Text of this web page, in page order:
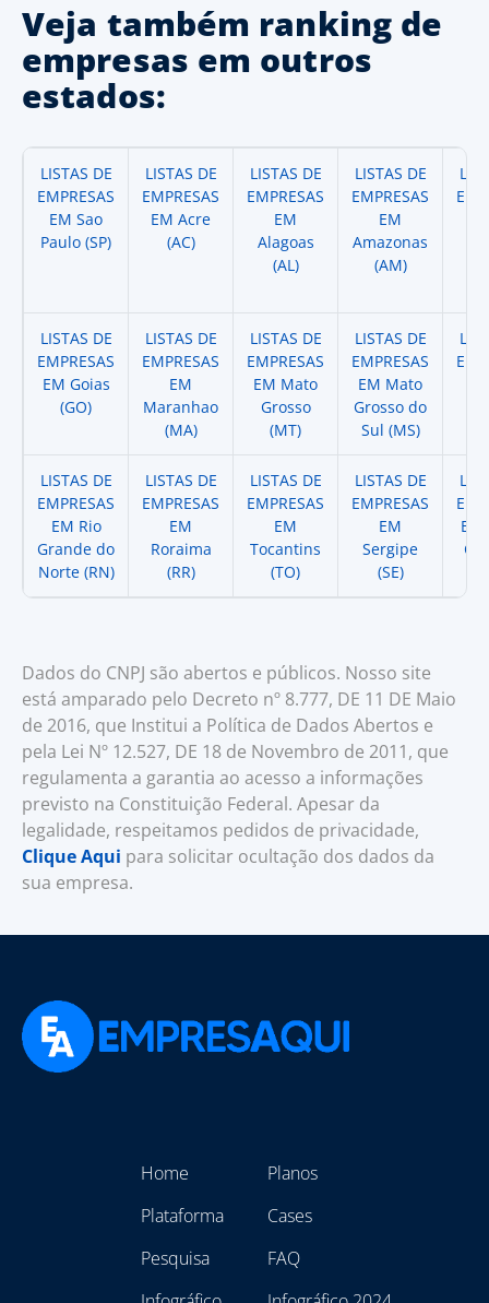
Veja também ranking de
empresas em outros
estados:
LISTAS DE
EMPRESAS
EM Sao
Paulo (SP)
LISTAS DE
EMPRESAS
EM Acre
(AC)
LISTAS DE
EMPRESAS
EM
Alagoas
(AL)
LISTAS DE
EMPRESAS
EM
Amazonas
(AM)
LISTAS DE
EMPRESAS
EM Goias
(GO)
LISTAS DE
EMPRESAS
EM
Maranhao
(MA)
LISTAS DE
EMPRESAS
EM Mato
Grosso
(MT)
LISTAS DE
EMPRESAS
EM Mato
Grosso do
Sul (MS)
LISTAS DE
EMPRESAS
EM Rio
Grande do
Norte (RN)
LISTAS DE
EMPRESAS
EM
Roraima
(RR)
LISTAS DE
EMPRESAS
EM
Tocantins
(TO)
LISTAS DE
EMPRESAS
EM
Sergipe
(SE)
EM
Dados do CNPJ são abertos e públicos. Nosso site
está amparado pelo Decreto nº 8.777, DE 11 DE Maio
de 2016, que Institui a Política de Dados Abertos e
pela Lei Nº 12.527, DE 18 de Novembro de 2011, que
regulamenta a garantia ao acesso a informações
previsto na Constituição Federal. Apesar da
legalidade, respeitamos pedidos de privacidade,
Clique Aqui para solicitar ocultação dos dados da
sua empresa.
Home
Plataforma
Pesquisa
Planos
Cases
FAQ